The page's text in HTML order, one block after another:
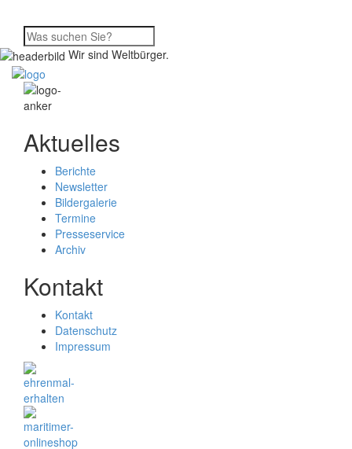
Wir sind Weltbürger.
Aktuelles
Berichte
Newsletter
Bildergalerie
Termine
Presseservice
Archiv
Kontakt
Kontakt
Datenschutz
Impressum